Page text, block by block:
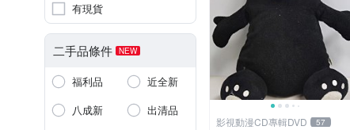
有現貨
二手品條件 NEW
福利品
近全新
八成新
出清品
影視動漫CD專輯DVD 57